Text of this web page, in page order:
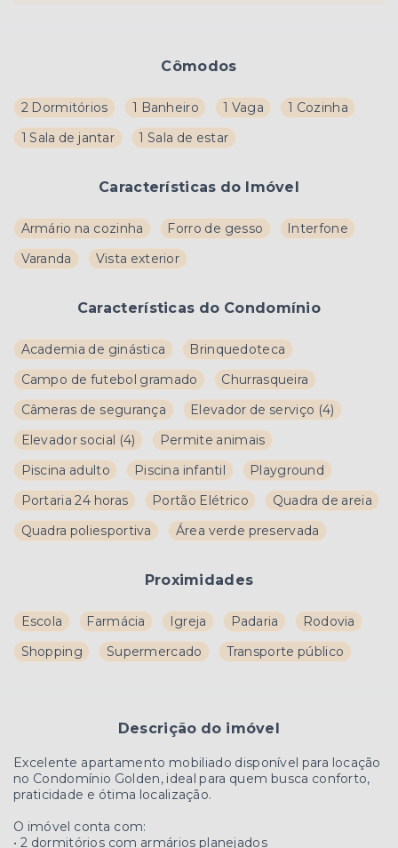
Cômodos
2 Dormitórios 1 Banheiro 1 Vaga
1 Cozinha
1 Sala de jantar
1 Sala de estar
Características do Imóvel
Armário na cozinha Forro de gesso
Interfone
Varanda
Vista exterior
Características do Condomínio
Academia de ginástica
Brinquedoteca
Campo de futebol gramado
Churrasqueira
Câmeras de segurança
Elevador de serviço (4)
Elevador social (4)
Permite animais
Piscina adulto
Piscina infantil
Playground
Portaria 24 horas
Portão Elétrico
Quadra de areia
Quadra poliesportiva
Área verde preservada
Proximidades
Escola Farmácia Igreja Padaria
Rodovia
Shopping
Supermercado Transporte público
Descrição do imóvel
Excelente apartamento mobiliado disponível para locação
no Condomínio Golden, ideal para quem busca conforto,
praticidade e ótima localização.
O imóvel conta com:
• 2 dormitórios com armários planejados